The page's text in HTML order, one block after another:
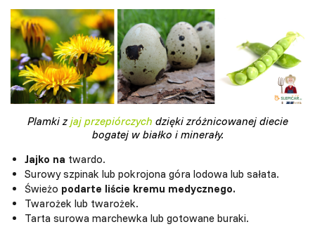
Plamki zjaj przepiórczych dzięki zróżnicowanej diecie
bogatej w białko i minerały.
Jajko na twardo.
Surowy szpinak lub pokrojona góra lodowa lub sałata.
Świeżo podarte liście kremu medycznego.
Twarożek lub twarożek.
Tarta surowa marchewka lub gotowane buraki.